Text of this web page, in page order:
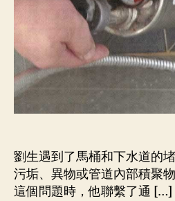
劉生遇到了馬桶和下水道的
污垢、異物或管道內部積聚
這個問題時，他聯繫了通 […]